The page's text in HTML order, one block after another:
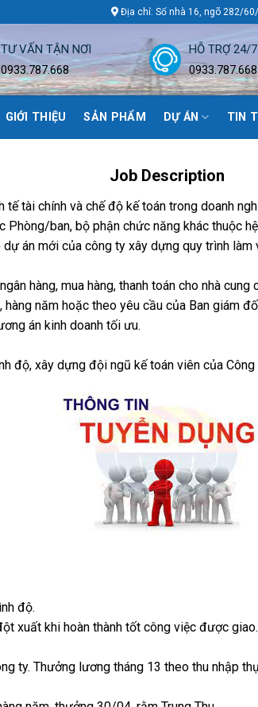
Địa chỉ: Số nhà 16, ngõ 282/60/
TƯ VẤN TẬN NƠI
0933.787.668
HỖ TRỢ 24/7
0933.787.668
GIỚI THIỆU SẢN PHẨM DỰ ÁN TIN
Job Description
tài chính và chế độ kế toán trong doanh
ban, bộ phận chức năng khác thuộc
án mới của công ty xây dựng quy trình
hàng, mua hàng, thanh toán cho nhà cung
năm hoặc theo yêu cầu của Ban giám
án kinh doanh tối ưu.
độ, xây dựng đội ngũ kế toán viên của Công
độ.
xuất khi hoàn thành tốt công việc được giao.
ty. Thưởng lương tháng 13 theo thu nhập